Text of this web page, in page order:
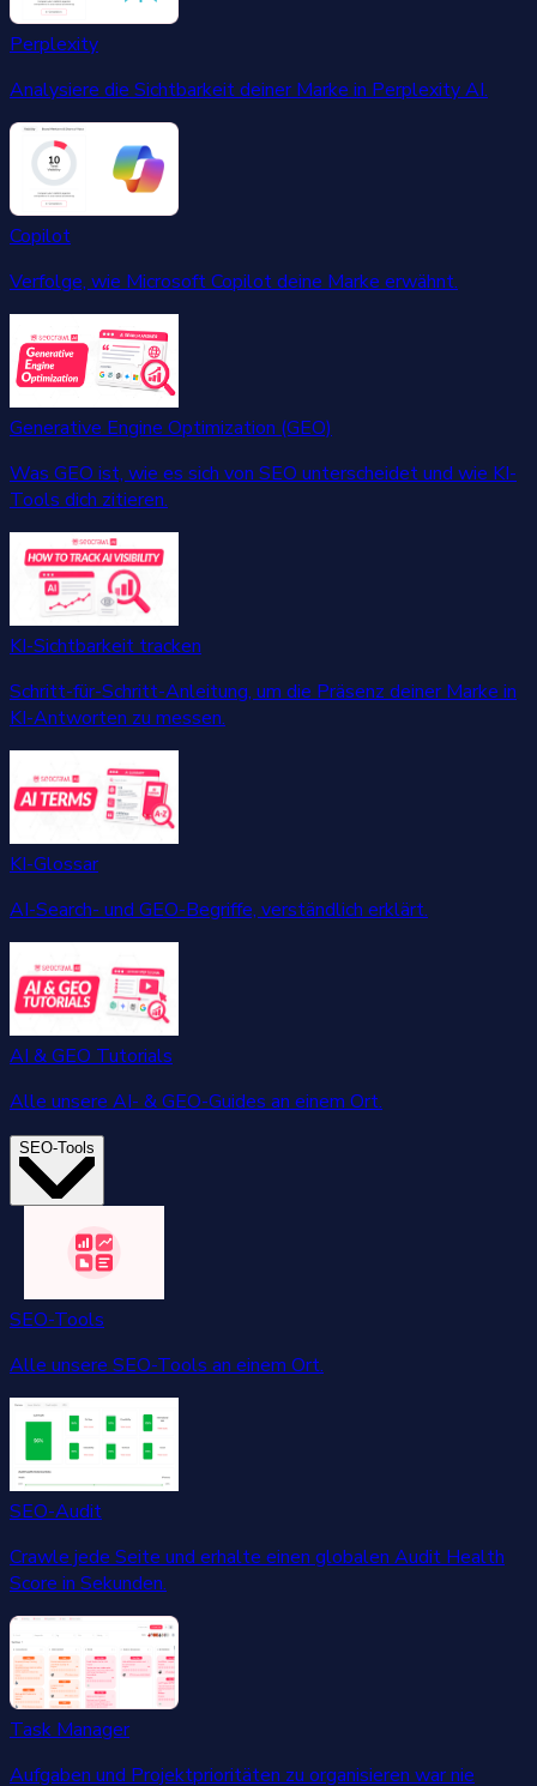
Perplexity
Analysiere die Sichtbarkeit deiner Marke in Perplexity AI.
Copilot
Verfolge, wie Microsoft Copilot deine Marke erwähnt.
Generative Engine Optimization (GEO)
Was GEO ist, wie es sich von SEO unterscheidet und wie KI-
Tools dich zitieren.
KI-Sichtbarkeit tracken
Schritt-für-Schritt-Anleitung, um die Präsenz deiner Marke in
KI-Antworten zu messen.
KI-Glossar
AI-Search- und GEO-Begriffe, verständlich erklärt.
AI & GEO Tutorials
Alle unsere AI- & GEO-Guides an einem Ort.
SEO-Tools
SEO-Tools
Alle unsere SEO-Tools an einem Ort.
SEO-Audit
Crawle jede Seite und erhalte einen globalen Audit Health
Score in Sekunden.
Task Manager
Aufgaben und Projektprioritäten zu organisieren war nie